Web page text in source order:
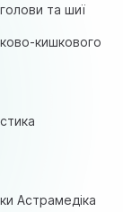
та шиї
кишкового
Астрамедіка